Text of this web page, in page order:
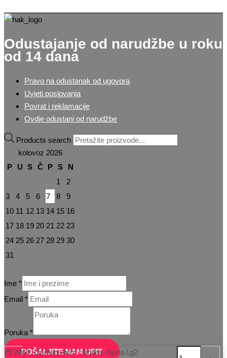
Odustajanje od narudžbe u roku
od 14 dana
Pravo na odustanak od ugovora
Uvjeti poslovanja
Povrat i reklamacije
Ovdje odustani od narudžbe
Products search
kolovoz 2026
P
U S Č P S
N
1
2
3
4 5 6 7 8
9
10 11 12 13 14 15 16
17 18 19 20 21 22 23
24 25 26 27 28 29 30
31
Ime *
Email *
Ime
Poruka *
POŠALJITE NAM UPIT
89 2464, Osovina trim cilindra, Alpha l,g2